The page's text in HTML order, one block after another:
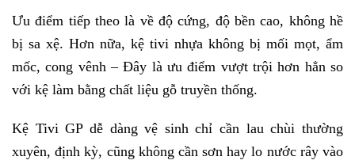
Ưu điểm tiếp theo là về độ cứng, độ bền cao, không hề
bị sa xệ. Hơn nữa, kệ tivi nhựa không bị mối mọt, ẩm
mốc, cong vênh – Đây là ưu điểm vượt trội hơn hẳn so
với kệ làm bằng chất liệu gỗ truyền thống.
Kệ Tivi GP dễ dàng vệ sinh chỉ cần lau chùi thường
xuyên, định kỳ, cũng không cần sơn hay lo nước rây vào